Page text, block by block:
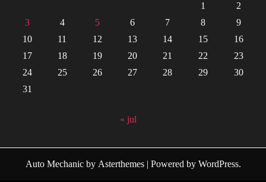
1
2
3
4 5 6 7 8
9
10
11 12 13 14 15
16
17
18 19 20 21 22
23
24
25 26 27 28 29
30
31
« jul
Auto Mechanicby Asterthemes| Powered by WordPress.